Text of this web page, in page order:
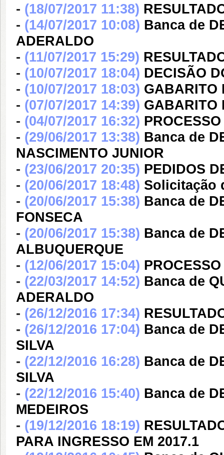
- (18/07/2017 11:38)
- (14/07/2017 10:08) Banca de
ADERALDO
- (11/07/2017 15:29)
- (10/07/2017 18:04) DECISÃO
- (10/07/2017 18:03) GABARITO
- (07/07/2017 14:39) GABARITO
- (04/07/2017 16:32)
- (29/06/2017 13:38) Banca de
NASCIMENTO JUNIOR
- (23/06/2017 20:35) PEDIDOS
- (20/06/2017 18:48) Solicitação
- (20/06/2017 15:38) Banca de
FONSECA
- (20/06/2017 15:38) Banca de
ALBUQUERQUE
- (12/06/2017 15:04)
- (22/03/2017 14:52) Banca de
ADERALDO
- (26/12/2016 17:34)
- (26/12/2016 17:04) Banca de
SILVA
- (22/12/2016 16:28) Banca de
SILVA
- (22/12/2016 15:40) Banca de
MEDEIROS
- (19/12/2016 18:19)
PARA INGRESSO EM 2017.1